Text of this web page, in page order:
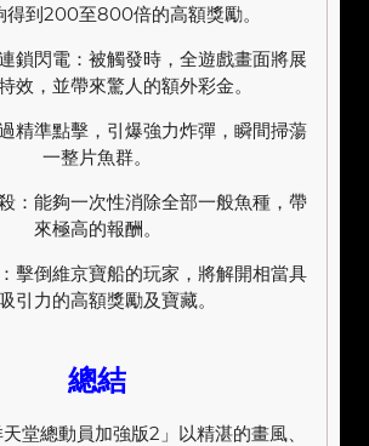
得到200至800倍的高額獎勵。
鎖閃電：被觸發時，全遊戲畫面將展
效，並帶來驚人的額外彩金。
精準點擊，引爆強力炸彈，瞬間掃蕩
一整片魚群。
：能夠一次性消除全部一般魚種，帶
來極高的報酬。
擊倒維京寶船的玩家，將解開相當具
引力的高額獎勵及寶藏。
總結
堂總動員加強版2」以精湛的畫風、